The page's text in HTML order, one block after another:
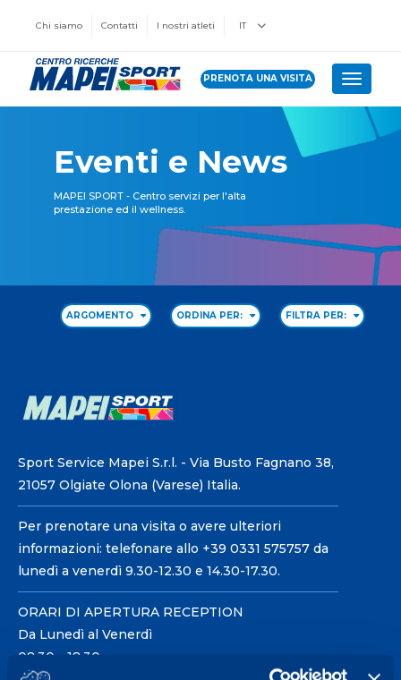
Chi siamo Contatti I nostri atleti IT
PRENOTA UNA VISITA Toggle
Eventi e News
MAPEI SPORT - Centro servizi per l'alta
prestazione ed il wellness.
ARGOMENTO ORDINA PER: FILTRA PER:
Sport Service Mapei S.r.l. - Via Busto Fagnano 38,
21057 Olgiate Olona (Varese) Italia.
Per prenotare una visita o avere ulteriori
informazioni: telefonare allo +39 0331 575757 da
lunedì a venerdì 9.30-12.30 e 14.30-17.30.
ORARI DI APERTURA RECEPTION
Da Lunedì al Venerdì
08.30 - 18.30